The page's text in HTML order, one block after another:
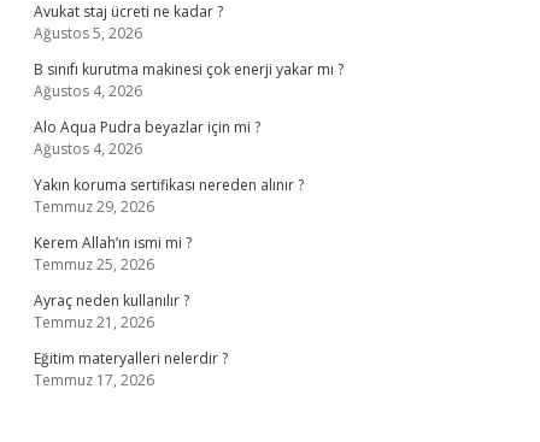
Avukat staj ücreti ne kadar ?
Ağustos 5, 2026
B sınıfı kurutma makinesi çok enerji yakar mı ?
Ağustos 4, 2026
Alo Aqua Pudra beyazlar için mi ?
Ağustos 4, 2026
Yakın koruma sertifikası nereden alınır ?
Temmuz 29, 2026
Kerem Allah’ın ismi mi ?
Temmuz 25, 2026
Ayraç neden kullanılır ?
Temmuz 21, 2026
Eğitim materyalleri nelerdir ?
Temmuz 17, 2026